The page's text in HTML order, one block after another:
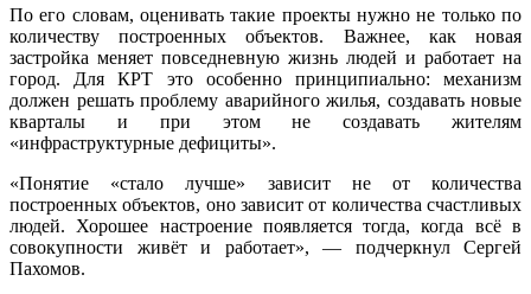
По его словам, оценивать такие проекты нужно не только по
количеству построенных объектов. Важнее, как новая
застройка меняет повседневную жизнь людей и работает на
город. Для КРТ это особенно принципиально: механизм
должен решать проблему аварийного жилья, создавать новые
кварталы и при этом не создавать жителям
«инфраструктурные дефициты».
«Понятие «стало лучше» зависит не от количества
построенных объектов, оно зависит от количества счастливых
людей. Хорошее настроение появляется тогда, когда всё в
совокупности живёт и работает», — подчеркнул Сергей
Пахомов.